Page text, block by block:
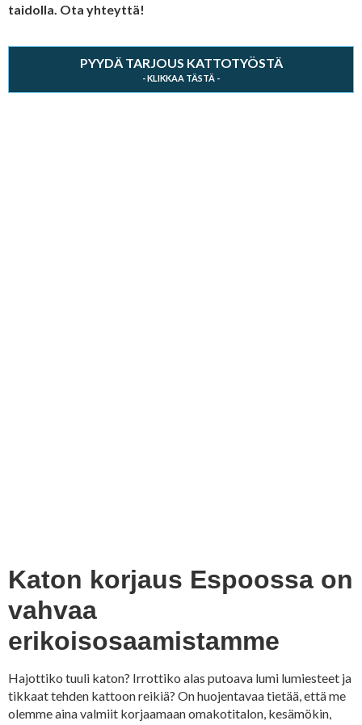
taidolla. Ota yhteyttä!
PYYDÄ TARJOUS KATTOTYÖSTÄ
Katon korjaus Espoossa on
vahvaa
erikoisosaamistamme
Hajottiko tuuli katon? Irrottiko alas putoava lumi lumiesteet ja
tikkaat tehden kattoon reikiä? On huojentavaa tietää, että me
olemme aina valmiit korjaamaan omakotitalon, kesämökin,